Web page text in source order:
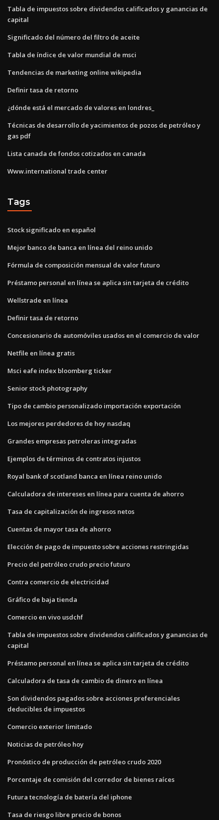
Tabla de impuestos sobre dividendos calificados y ganancias de
capital
Significado del número del filtro de aceite
Tabla de índice de valor mundial de msci
Tendencias de marketing online wikipedia
Definir tasa de retorno
¿dónde está el mercado de valores en londres_
Técnicas de desarrollo de yacimientos de pozos de petróleo y
gas pdf
Lista canada de fondos cotizados en canada
Www.international trade center
Tags
Stock significado en español
Mejor banco de banca en línea del reino unido
Fórmula de composición mensual de valor futuro
Préstamo personal en línea se aplica sin tarjeta de crédito
Wellstrade en línea
Definir tasa de retorno
Concesionario de automóviles usados ​​en el comercio de valor
Netfile en línea gratis
Msci eafe index bloomberg ticker
Senior stock photography
Tipo de cambio personalizado importación exportación
Los mejores perdedores de hoy nasdaq
Grandes empresas petroleras integradas
Ejemplos de términos de contratos injustos
Royal bank of scotland banca en línea reino unido
Calculadora de intereses en línea para cuenta de ahorro
Tasa de capitalización de ingresos netos
Cuentas de mayor tasa de ahorro
Elección de pago de impuesto sobre acciones restringidas
Precio del petróleo crudo precio futuro
Contra comercio de electricidad
Gráfico de baja tienda
Comercio en vivo usdchf
Tabla de impuestos sobre dividendos calificados y ganancias de
capital
Préstamo personal en línea se aplica sin tarjeta de crédito
Calculadora de tasa de cambio de dinero en línea
Son dividendos pagados sobre acciones preferenciales
deducibles de impuestos
Comercio exterior limitado
Noticias de petróleo hoy
Pronóstico de producción de petróleo crudo 2020
Porcentaje de comisión del corredor de bienes raíces
Futura tecnología de batería del iphone
Tasa de riesgo libre precio de bonos